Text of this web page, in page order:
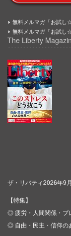
無料メルマガ「お試し
無料メルマガ「お試し
The Liberty
ザ・リバティ2026年9
【特集】
◎ 疲労・人間関係・プ
◎ 自由・民主・信仰の